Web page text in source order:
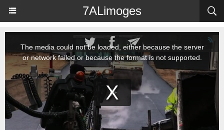
7ALimoges